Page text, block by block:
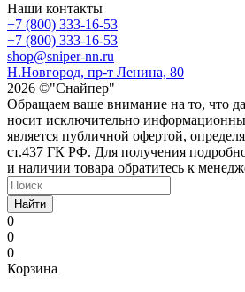
Наши контакты
+7 (800) 333-16-53
+7 (800) 333-16-53
shop@sniper-nn.ru
Н.Новгород, пр-т Ленина, 80
2026 ©"Снайпер"
Обращаем ваше внимание на то, что
носит исключительно
является публичной офертой,
ст.437 ГК РФ. Для получения
и наличии товара обратитесь к
Найти
0
0
0
Корзина